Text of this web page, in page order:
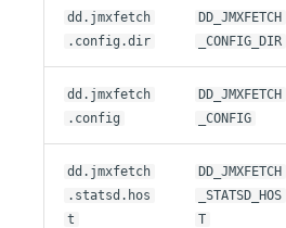
dd.jmxfetch
.config.dir
DD_JMXFETCH
_CONFIG_DIR
dd.jmxfetch
.config
DD_JMXFETCH
_CONFIG
dd.jmxfetch
.statsd.hos
t
DD_JMXFETCH
_STATSD_HOS
T